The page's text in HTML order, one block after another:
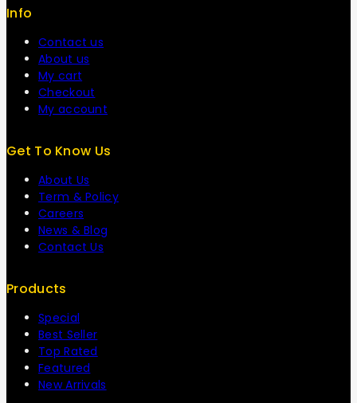
Info
Contact us
About us
My cart
Checkout
My account
Get To Know Us
About Us
Term & Policy
Careers
News & Blog
Contact Us
Products
Special
Best Seller
Top Rated
Featured
New Arrivals